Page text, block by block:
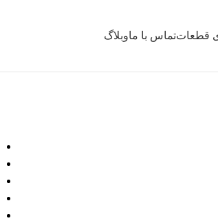
قطعاتتماس با ماوبلاگ